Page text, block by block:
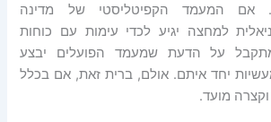
אם המעמד הקפיטליסטי של מדינה
למחצה יגיע לכדי עימות עם כוחות
מתקבל על הדעת שמעמד הפועלים יבצע
יחד איתם. אולם, ברית זאת, אם בכלל
מועד.